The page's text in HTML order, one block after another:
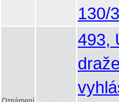
130/
493,